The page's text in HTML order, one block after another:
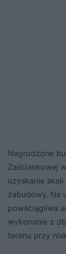
Nagrodzone
Zaściankowej
uzyskanie
zabudowy. Na
powściągliwa
wykonanie z
terenu przy